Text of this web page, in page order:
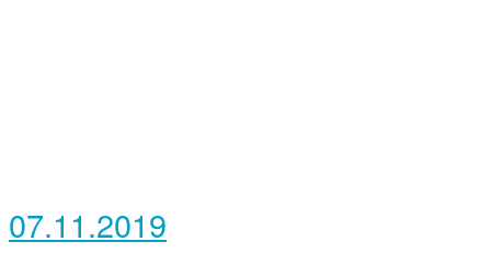
07.11.2019